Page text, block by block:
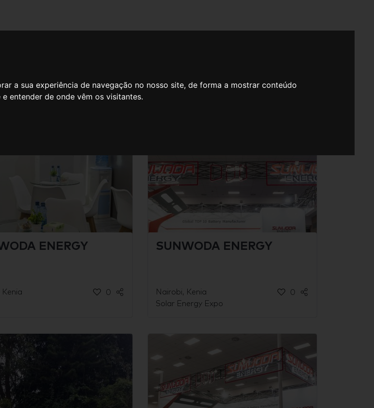
a sua experiência de navegação no nosso site, de forma a mostrar conteúdo
entender de onde vêm os visitantes.
ENERGY
Kenia 0
SUNWODA ENERGY
Nairobi, Kenia
Solar Energy Expo
0